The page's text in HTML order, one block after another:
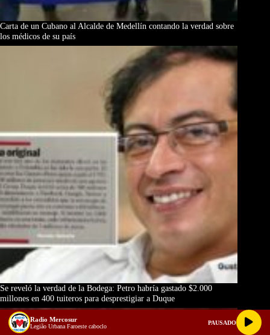
Carta de un Cubano al Alcalde de Medellín contando la verdad sobre
los médicos de su país
Se reveló la verdad de la Bodega: Petro habría gastado $2.000
millones en 400 tuiteros para desprestigiar a Duque
Radio Mercosur
Legião Urbana Faroeste caboclo
PAUSADO